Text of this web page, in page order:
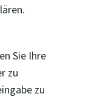
Sie Ihre
zu
zu